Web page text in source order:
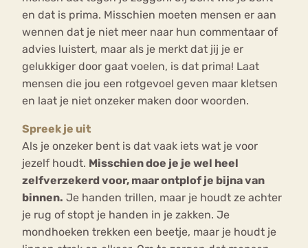
en dat is prima. Misschien moeten mensen er aan
wennen dat je niet meer naar hun commentaar of
advies luistert, maar als je merkt dat jij je er
gelukkiger door gaat voelen, is dat prima! Laat
mensen die jou een rotgevoel geven maar kletsen
en laat je niet onzeker maken door woorden.
Spreek je uit
Als je onzeker bent is dat vaak iets wat je voor
jezelf houdt. Misschien doe je je wel heel
zelfverzekerd voor, maar ontplof je bijna van
binnen. Je handen trillen, maar je houdt ze achter
je rug of stopt je handen in je zakken. Je
mondhoeken trekken een beetje, maar je houdt je